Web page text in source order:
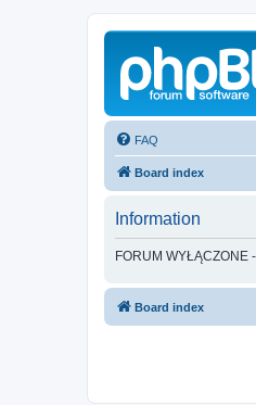
FAQ
Board index
Information
FORUM WYŁĄCZONE
Board index